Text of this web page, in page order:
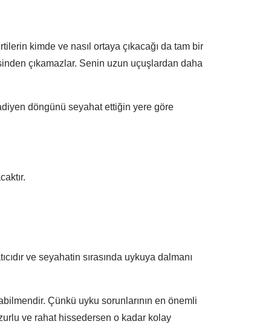
kimde ve nasıl ortaya çıkacağı da tam bir
çıkamazlar. Senin uzun uçuşlardan daha
döngünü seyahat ettiğin yere göre
ve seyahatin sırasında uykuya dalmanı
Çünkü uyku sorunlarının en önemli
ve rahat hissedersen o kadar kolay